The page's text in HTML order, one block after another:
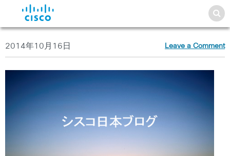
2014年10月16日 Leave a Comment